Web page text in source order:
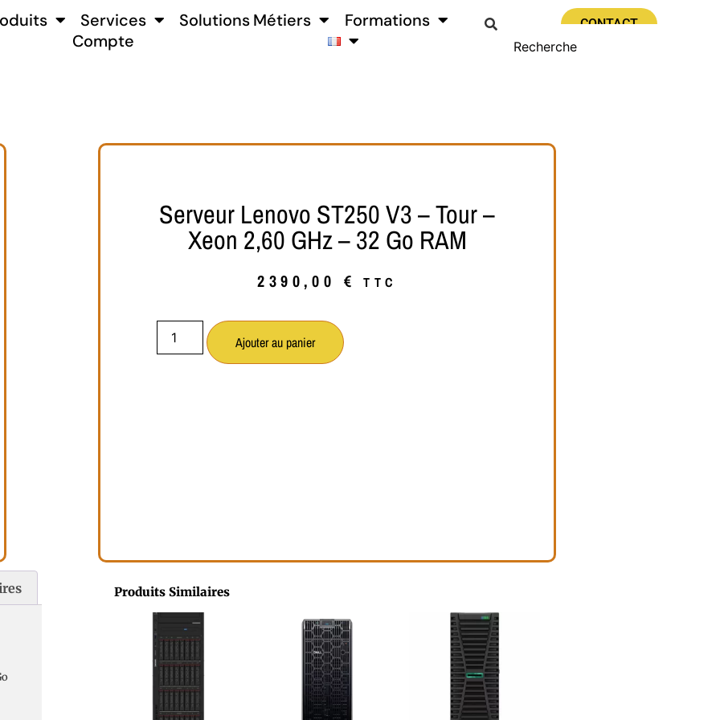
Services Solutions Métiers
Formations
Compte
CONTACT
Serveur Lenovo ST250 V3 – Tour –
Xeon 2,60 GHz – 32 Go RAM
2390,00 € TTC
Ajouter au panier
Produits Similaires